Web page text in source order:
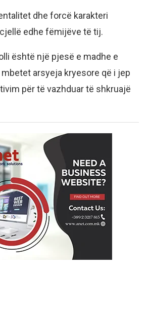
dhe forcë karakteri
edhe fëmijëve të tij.
është një pjesë e madhe e
arsyeja kryesore që i jep
për të vazhduar të shkruajë